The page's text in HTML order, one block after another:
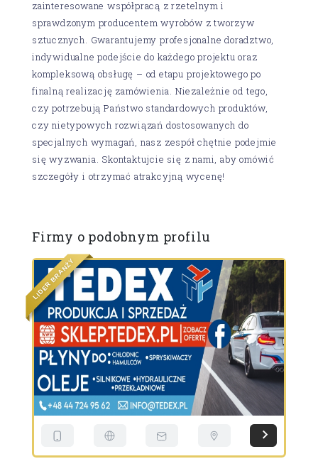
zainteresowane współpracą z rzetelnym i
sprawdzonym producentem wyrobów z tworzyw
sztucznych. Gwarantujemy profesjonalne doradztwo,
indywidualne podejście do każdego projektu oraz
kompleksową obsługę – od etapu projektowego po
finalną realizację zamówienia. Niezależnie od tego,
czy potrzebują Państwo standardowych produktów,
czy nietypowych rozwiązań dostosowanych do
specjalnych wymagań, nasz zespół chętnie podejmie
się wyzwania. Skontaktujcie się z nami, aby omówić
szczegóły i otrzymać atrakcyjną wycenę!
Firmy o podobnym profilu
LI
DER
BRAN
Ż
Y